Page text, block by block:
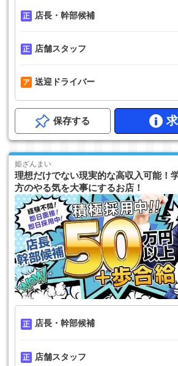
店長・幹部候補
店舗スタッフ
送迎ドライバー
保存する
姫ざんまい
理想だけでない現実的な高収入可能！
方のやる気を大事にするお店！
店長・幹部候補
店舗スタッフ